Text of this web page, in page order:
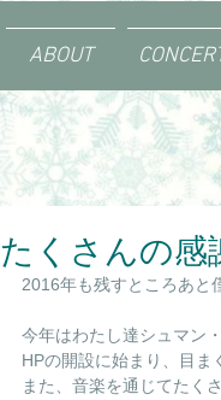
ABOUT
たくさんの感
2016年も残すところあと
今年はわたし達シュマン
HPの開設に始まり、目ま
また、音楽を通じてたく